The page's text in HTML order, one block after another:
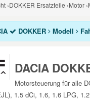
›DOKKER Ersatzteile ›Motor ›
DOKKER Modell
DACIA
Motorsteuerung für alle
1.5 dCi, 1.6, 1.6 LPG,